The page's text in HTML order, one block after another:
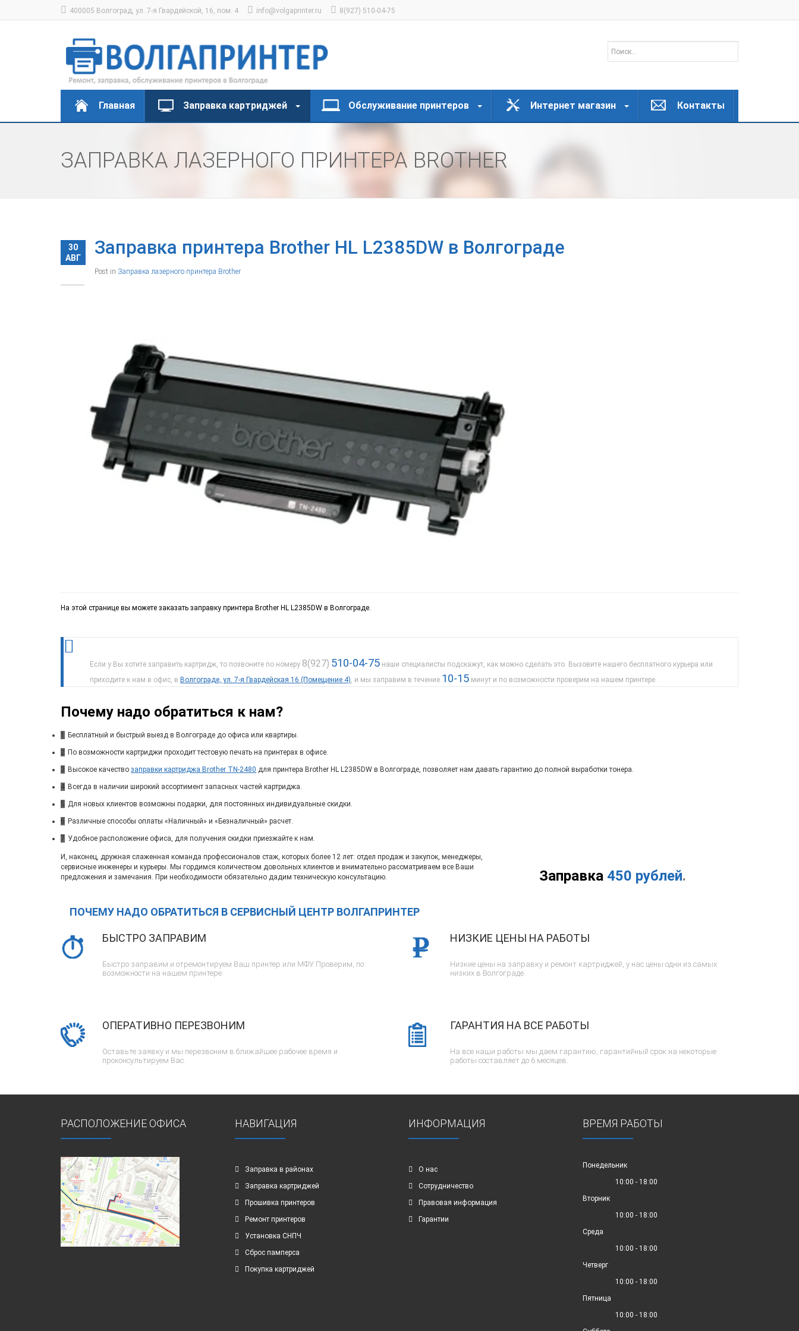
400005 Волгоград, ул. 7-я Гвардейской, 16, пом. 4 info@volgaprinter.ru 8(927) 510-04-75
Главная Заправка картриджей Обслуживание принтеров Интернет магазин Контакты
ЗАПРАВКА ЛАЗЕРНОГО ПРИНТЕРА BROTHER
30
АВГ
Заправка принтера Brother HL L2385DW в Волгограде
Post in Заправка лазерного принтера Brother
На этой странице вы можете заказать заправку принтера Brother HL L2385DW в Волгограде.
Если у Вы хотите заправить картридж, то позвоните по номеру 8(927) 510-04-75 наши специалисты подскажут, как можно сделать это. Вызовите нашего бесплатного курьера или
приходите к нам в офис, в Волгограде, ул. 7-я Гвардейская 16 (Помещение 4), и мы заправим в течение 10-15 минут и по возможности проверим на нашем принтере.
Почему надо обратиться к нам?
1 Бесплатный и быстрый выезд в Волгограде до офиса или квартиры.
2 По возможности картриджи проходит тестовую печать на принтерах в офисе.
3 Высокое качество заправки картриджа Brother TN-2480 для принтера Brother HL L2385DW в Волгограде, позволяет нам давать гарантию до полной выработки тонера.
4 Всегда в наличии широкий ассортимент запасных частей картриджа.
5 Для новых клиентов возможны подарки, для постоянных индивидуальные скидки.
6 Различные способы оплаты «Наличный» и «Безналичный» расчет.
7 Удобное расположение офиса, для получения скидки приезжайте к нам.
Заправка 450 рублей.
И, наконец, дружная слаженная команда профессионалов стаж, которых более 12 лет: отдел продаж и закупок, менеджеры,
сервисные инженеры и курьеры. Мы гордимся количеством довольных клиентов и внимательно рассматриваем все Ваши
предложения и замечания. При необходимости обязательно дадим техническую консультацию.
ПОЧЕМУ НАДО ОБРАТИТЬСЯ В СЕРВИСНЫЙ ЦЕНТР ВОЛГАПРИНТЕР
БЫСТРО ЗАПРАВИМ
Быстро заправим и отремонтируем Ваш принтер или МФУ. Проверим, по
возможности на нашем принтере.
ОПЕРАТИВНО ПЕРЕЗВОНИМ
Оставьте заявку и мы перезвоним в ближайшее рабочее время и
проконсультируем Вас.
НИЗКИЕ ЦЕНЫ НА РАБОТЫ
Низкие цены на заправку и ремонт картриджей, у нас цены одни из самых
низких в Волгограде.
ГАРАНТИЯ НА ВСЕ РАБОТЫ
На все наши работы мы даем гарантию, гарантийный срок на некоторые
работы составляет до 6 месяцев.
РАСПОЛОЖЕНИЕ ОФИСА НАВИГАЦИЯ
Заправка в районах
Заправка картриджей
Прошивка принтеров
Ремонт принтеров
Установка СНПЧ
Сброс памперса
Покупка картриджей
ИНФОРМАЦИЯ
О нас
Сотрудничество
Правовая информация
Гарантии
ВРЕМЯ РАБОТЫ
Понедельник
10:00 - 18:00
Вторник
10:00 - 18:00
Среда
10:00 - 18:00
Четверг
10:00 - 18:00
Пятница
10:00 - 18:00